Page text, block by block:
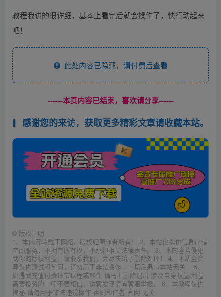
教程我讲的很详细，基本上看完后就会操作了，快行动起来
吧！
此处内容已隐藏，请付费后查看
------本页内容已结束，喜欢请分享------
感谢您的来访，获取更多精彩文章请收藏本站。
© 版权声明
1、本内容转载于网络，版权归原作者所有！ 2、本站仅提供信息存储
空间服务，不拥有所有权，不承担相关法律责任。 3、本内容若侵犯
到你的版权利益，请联系我们，会尽快给予删除处理！ 4、本站全资
源仅供测试和学习，请勿用于非法操作，一切后果与本站无关。 5、
如遇到充值付费环节课程或软件 请马上删除退出 涉及自身权益/利益
需要投资的一律不要相信，访客发现请向客服举报。 6、本教程仅供
揭秘 请勿用于非法违规操作 否则和作者 官网 无关